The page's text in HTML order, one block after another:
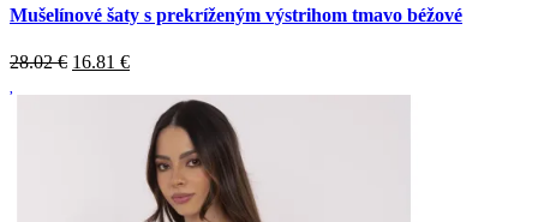
Mušelínové šaty s prekríženým výstrihom tmavo béžové
28.02 € 16.81 €